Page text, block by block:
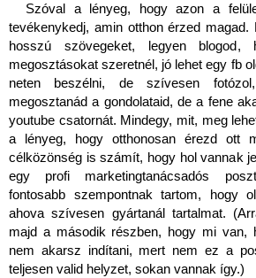
Szóval a lényeg, hogy azon a
tevékenykedj, amin otthon érzed
hosszú szövegeket, legyen blogod,
megosztásokat szeretnél, jó lehet egy fb
neten beszélni, de szívesen
megosztanád a gondolataid, de a fene
youtube csatornát. Mindegy, mit, meg
a lényeg, hogy otthonosan érezd ott
célközönség is számít, hogy hol vannak
egy profi marketingtanácsadós
fontosabb szempontnak tartom, hogy
ahova szívesen gyártanál tartalmat.
majd a második részben, hogy mi van,
nem akarsz indítani, mert nem ez a
teljesen valid helyzet, sokan vannak így.)